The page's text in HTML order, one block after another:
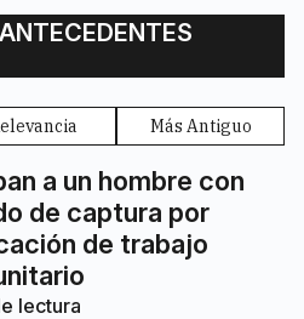
Más Antiguo
a un hombre con
de captura por
de trabajo
lectura